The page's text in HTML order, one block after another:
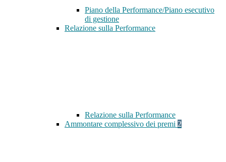
Piano della Performance/Piano esecutivo
di gestione
Relazione sulla Performance
Relazione sulla Performance
Ammontare complessivo dei premi 2